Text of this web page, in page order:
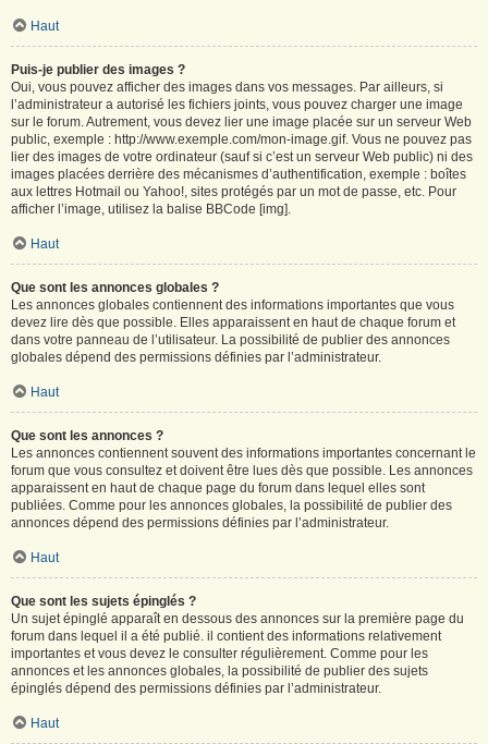
Haut
Puis-je publier des images ?
Oui, vous pouvez afficher des images dans vos messages. Par ailleurs, si
l’administrateur a autorisé les fichiers joints, vous pouvez charger une image
sur le forum. Autrement, vous devez lier une image placée sur un serveur Web
public, exemple : http://www.exemple.com/mon-image.gif. Vous ne pouvez pas
lier des images de votre ordinateur (sauf si c’est un serveur Web public) ni des
images placées derrière des mécanismes d’authentification, exemple : boîtes
aux lettres Hotmail ou Yahoo!, sites protégés par un mot de passe, etc. Pour
afficher l’image, utilisez la balise BBCode [img].
Haut
Que sont les annonces globales ?
Les annonces globales contiennent des informations importantes que vous
devez lire dès que possible. Elles apparaissent en haut de chaque forum et
dans votre panneau de l’utilisateur. La possibilité de publier des annonces
globales dépend des permissions définies par l’administrateur.
Haut
Que sont les annonces ?
Les annonces contiennent souvent des informations importantes concernant le
forum que vous consultez et doivent être lues dès que possible. Les annonces
apparaissent en haut de chaque page du forum dans lequel elles sont
publiées. Comme pour les annonces globales, la possibilité de publier des
annonces dépend des permissions définies par l’administrateur.
Haut
Que sont les sujets épinglés ?
Un sujet épinglé apparaît en dessous des annonces sur la première page du
forum dans lequel il a été publié. il contient des informations relativement
importantes et vous devez le consulter régulièrement. Comme pour les
annonces et les annonces globales, la possibilité de publier des sujets
épinglés dépend des permissions définies par l’administrateur.
Haut